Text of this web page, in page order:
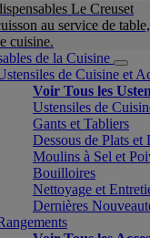
Le Creuset
au service de
cuisine.
de la Cuisine
de Cuisine et
Voir Tous les
Ustensiles de
Gants et Tabliers
Dessous de Plats et
Moulins à Sel et
Bouilloires
Nettoyage et
Dernières